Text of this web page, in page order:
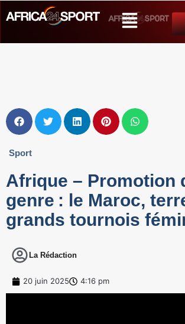
Sport
Afrique – Promotion
genre : le Maroc,
grands tournois
La Rédaction
20 juin 2025 4:16 pm